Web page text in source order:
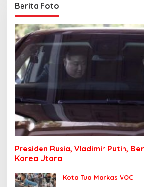
Berita Foto
Presiden Rusia, Vladimir Putin,
Korea Utara
Kota Tua Markas VOC